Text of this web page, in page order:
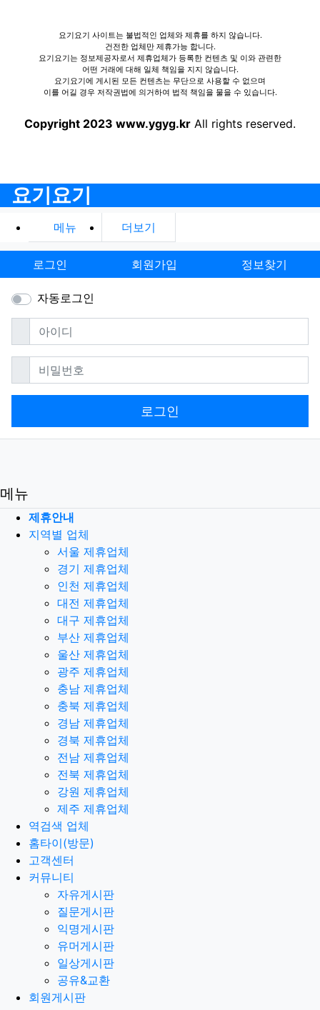
요기요기 사이트는 불법적인 업체와 제휴를 하지 않습니다.
건전한 업체만 제휴가능 합니다.
요기요기는 정보제공자로서 제휴업체가 등록한 컨텐츠 및 이와 관련한
어떤 거래에 대해 일체 책임을 지지 않습니다.
요기요기에 게시된 모든 컨텐츠는 무단으로 사용할 수 없으며
이를 어길 경우 저작권법에 의거하여 법적 책임을 물을 수 있습니다.
Copyright 2023 www.ygyg.kr All rights reserved.
요기요기
메뉴 더보기
로그인 회원가입 정보찾기
자동로그인
아이디필수
비밀번호필수
로그인
메뉴
제휴안내
지역별 업체
서울 제휴업체
경기 제휴업체
인천 제휴업체
대전 제휴업체
대구 제휴업체
부산 제휴업체
울산 제휴업체
광주 제휴업체
충남 제휴업체
충북 제휴업체
경남 제휴업체
경북 제휴업체
전남 제휴업체
전북 제휴업체
강원 제휴업체
제주 제휴업체
역검색 업체
홈타이(방문)
고객센터
커뮤니티
자유게시판
질문게시판
익명게시판
유머게시판
일상게시판
공유&교환
회원게시판